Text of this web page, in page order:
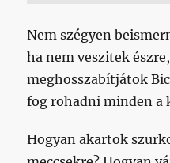
Nem szégyen
ha nem veszitek
meghosszabítjátok
fog rohadni minden a
Hogyan akartok